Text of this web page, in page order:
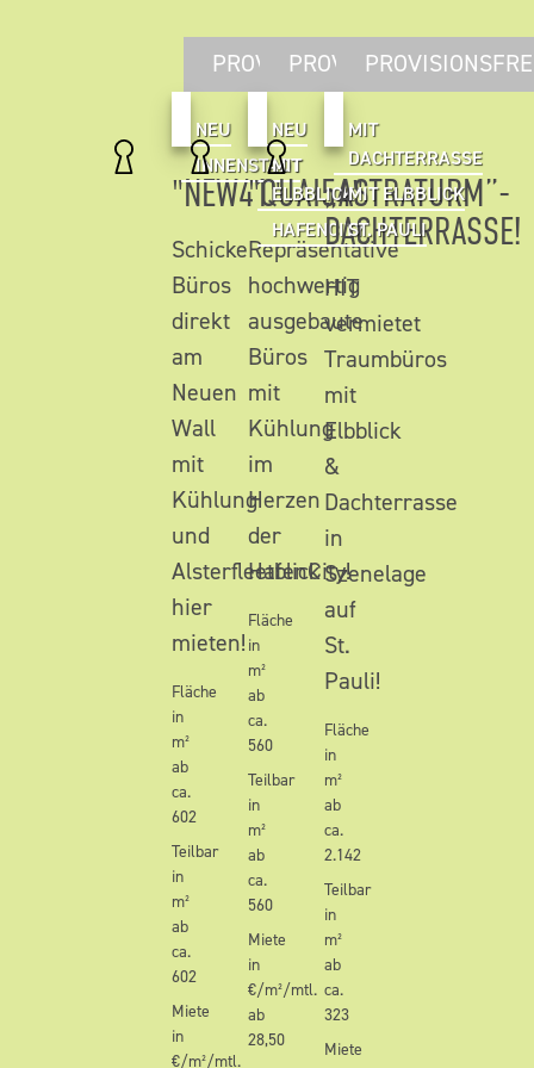
PROVISIONSFREI
NEU
INNENSTADT
"NEW41"
Schicke
Büros
direkt
am
Neuen
Wall
mit
Kühlung
und
Alsterfleetblick
hier
mieten!
Fläche
in
m²
ab
ca.
602
Teilbar
in
m²
ab
ca.
602
Miete
in
€/m²/mtl.
PROVISIONSFREI
NEU
MIT
ELBBLICK
HAFENCITY
"QUAI54"
Repräsentative
hochwertig
ausgebaute
Büros
mit
Kühlung
im
Herzen
der
HafenCity!
Fläche
in
m²
ab
ca.
560
Teilbar
in
m²
ab
ca.
560
Miete
in
€/m²/mtl.
ab
28,50
MIT
DACHTERRASSE
MIT ELBBLICK
ST. PAULI
„ASTRATURM”-
DACHTERRASSE!
HIT
vermietet
Traumbüros
mit
Elbblick
&
Dachterrasse
in
Szenelage
auf
St.
Pauli!
Fläche
in
m²
ab
ca.
2.142
Teilbar
in
m²
ab
ca.
323
Miete